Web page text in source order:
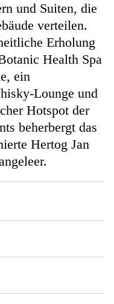
und Suiten, die
verteilen.
Erholung
Health Spa
ein
Lounge und
Hotspot der
beherbergt das
Hertog Jan